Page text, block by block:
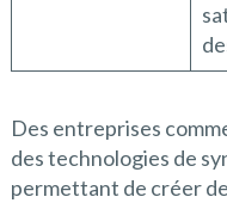
Des entreprises
des technologies de
permettant de créer